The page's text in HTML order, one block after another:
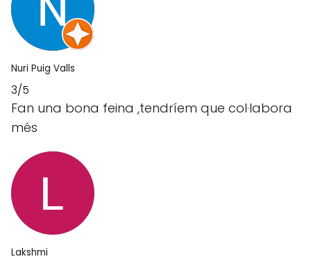
Nuri Puig Valls
3/5
Fan una bona feina ,tendríem que col·labora
més
Lakshmi